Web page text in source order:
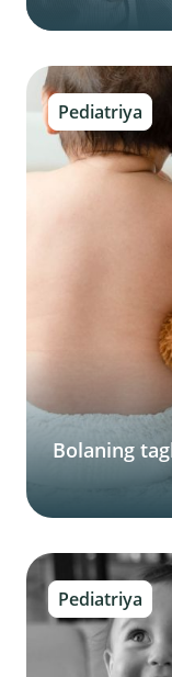
Pediatriya
Bolaning
Pediatriya